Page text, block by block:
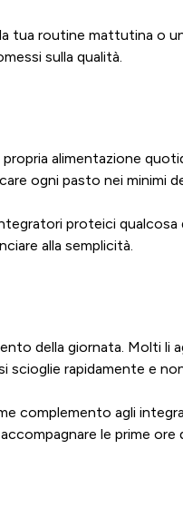
tua routine mattutina o
sulla qualità.
alimentazione
ogni pasto nei minimi
proteici
alla semplicità.
della giornata. Molti
rapidamente e
complemento agli
le prime ore